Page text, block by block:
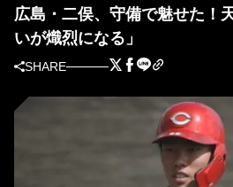
広島・二俣、守備で魅せた！
いが熾烈になる」
SHARE